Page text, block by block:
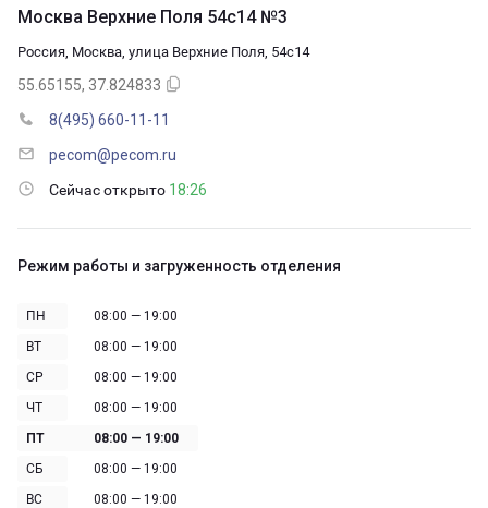
Москва Верхние Поля 54с14 №3
Россия, Москва, улица Верхние Поля, 54с14
55.65155, 37.824833
8(495) 660-11-11
pecom@pecom.ru
Сейчас открыто 18:26
Режим работы и загруженность отделения
ПН
08:00 — 19:00
ВТ
08:00 — 19:00
СР
08:00 — 19:00
ЧТ
08:00 — 19:00
ПТ
08:00 — 19:00
СБ
08:00 — 19:00
ВС
08:00 — 19:00